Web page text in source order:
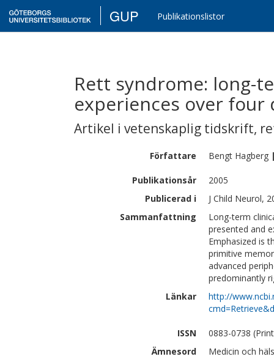
GUP Publikationslistor
Rett syndrome: long-
experiences over four
Artikel i vetenskaplig tidskrift,
Författare Bengt Hagberg
Publikationsår
2005
Publicerad i
J Child Neurol,
Sammanfattning
Long-term
presented and
Emphasized is
primitive
advanced
predominantly
Länkar
http://
ISSN
0883-0738
Ämnesord
Medicin och